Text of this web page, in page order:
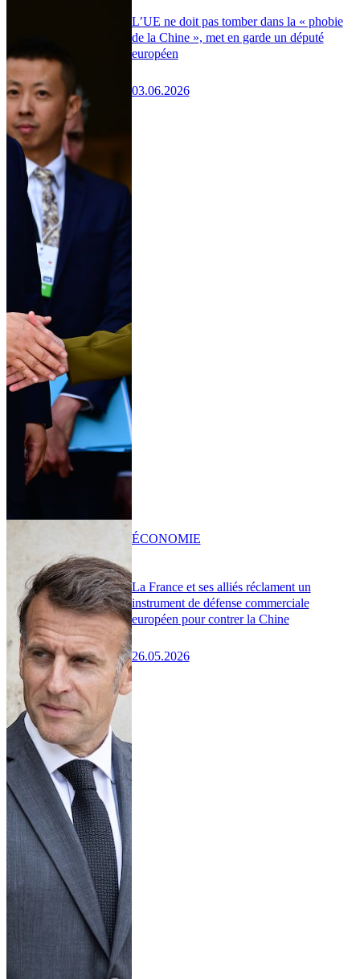
L’UE ne doit pas tomber dans la « phobie
de la Chine », met en garde un député
européen
03.06.2026
La France et ses alliés réclament un
instrument de défense commerciale
européen pour contrer la Chine
26.05.2026
ÉCONOMIE